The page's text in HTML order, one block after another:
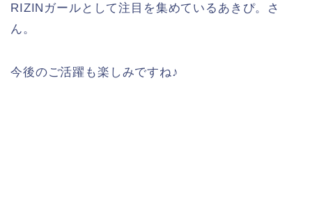
RIZINガールとして注目を集めているあきぴ。さ
ん。
今後のご活躍も楽しみですね♪